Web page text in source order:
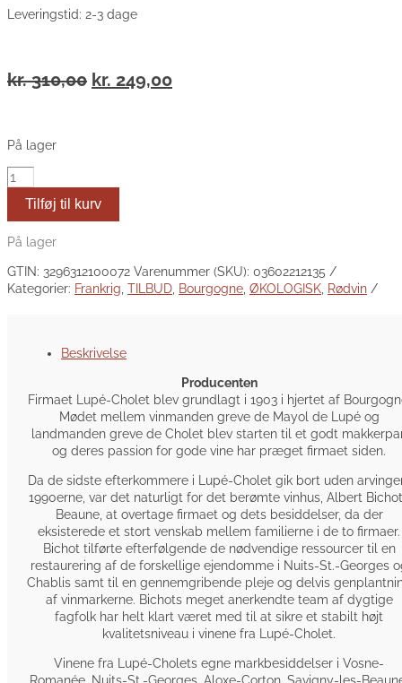
Leveringstid: 2-3 dage
kr.310,00 Den
oprindelige
kr. 249,00Den
aktuelle
På lager
2021
Lupé-
Cholet
HAUTES-
COTES
NUITS
BOURGOGNE
Tilføj til kurv
På lager
GTIN: 3296312100072 Varenummer (SKU): 03602212135
Kategorier: Frankrig TILBUD Bourgogne ØKOLOGISK Rødvin
Beskrivelse
Producenten
Firmaet Lupé-Cholet blev grundlagt i 1903 i hjertet af
Mødet mellem vinmanden greve de Mayol de Lupé og
landmanden greve de Cholet blev starten til et godt
og deres passion for gode vine har præget firmaet siden.
Da de sidste efterkommere i Lupé-Cholet gik bort uden
1990erne, var det naturligt for det berømte vinhus, Albert
Beaune, at overtage firmaet og dets besiddelser, da der
eksisterede et stort venskab mellem familierne i de to firmaer.
Bichot tilførte efterfølgende de nødvendige ressourcer til en
restaurering af de forskellige ejendomme i Nuits-St.-Georges
Chablis samt til en gennemgribende pleje og delvis
af vinmarkerne. Bichots meget anerkendte team af dygtige
fagfolk har helt klart været med til at sikre et stabilt højt
kvalitetsniveau i vinene fra Lupé-Cholet.
Vinene fra Lupé-Cholets egne markbesiddelser i Vosne-
Romanée, Nuits-St.-Georges, Aloxe-Corton, Savigny-les-